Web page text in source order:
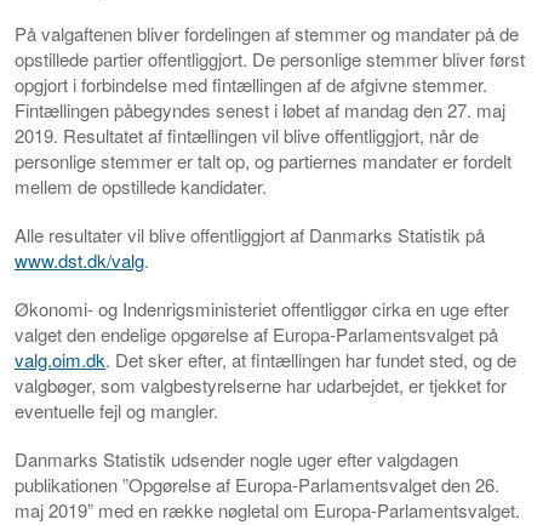
På valgaftenen bliver fordelingen af stemmer og mandater på de
opstillede partier offentliggjort. De personlige stemmer bliver først
opgjort i forbindelse med fintællingen af de afgivne stemmer.
Fintællingen påbegyndes senest i løbet af mandag den 27. maj
2019. Resultatet af fintællingen vil blive offentliggjort, når de
personlige stemmer er talt op, og partiernes mandater er fordelt
mellem de opstillede kandidater.
Alle resultater vil blive offentliggjort af Danmarks Statistik på
www.dst.dk/valg.
Økonomi- og Indenrigsministeriet offentliggør cirka en uge efter
valget den endelige opgørelse af Europa-Parlamentsvalget på
valg.oim.dk. Det sker efter, at fintællingen har fundet sted, og de
valgbøger, som valgbestyrelserne har udarbejdet, er tjekket for
eventuelle fejl og mangler.
Danmarks Statistik udsender nogle uger efter valgdagen
publikationen ”Opgørelse af Europa-Parlamentsvalget den 26.
maj 2019” med en række nøgletal om Europa-Parlamentsvalget.